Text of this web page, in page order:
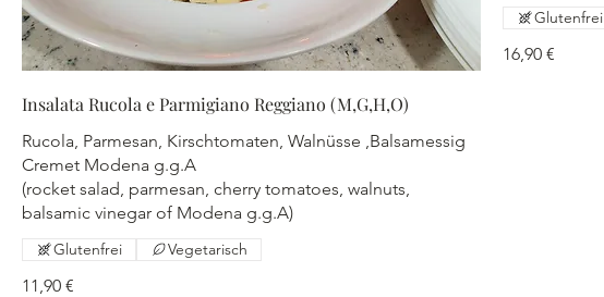
Insalata Rucola e Parmigiano Reggiano (M,G,H,O)
Rucola, Parmesan, Kirschtomaten, Walnüsse ,Balsamessig
Cremet Modena g.g.A
(rocket salad, parmesan, cherry tomatoes, walnuts,
balsamic vinegar of Modena g.g.A)
11,90 €
Glutenfrei Vegetarisch
16,90 €
Glutenfrei